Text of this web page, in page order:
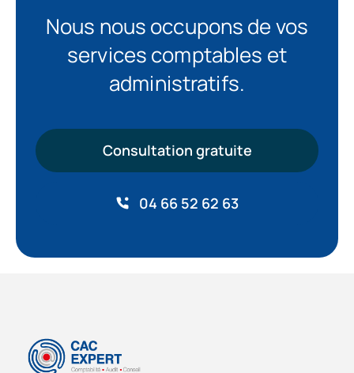
Nous nous occupons de vos
services comptables et
administratifs.
Consultation gratuite
04 66 52 62 63